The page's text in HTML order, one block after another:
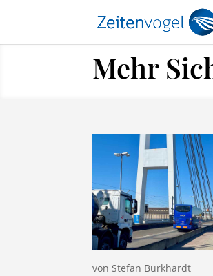
Mehr
vonStefan Burkhardt